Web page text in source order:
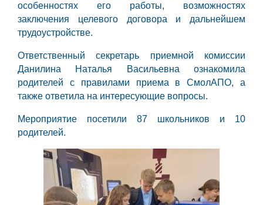
особенностях его работы, возможностях
заключения целевого договора и дальнейшем
трудоустройстве.
Ответственный секретарь приемной комиссии
Данилина Наталья Васильевна ознакомила
родителей с правилами приема в СмолАПО, а
также ответила на интересующие вопросы.
Мероприятие посетили 87 школьников и 10
родителей.